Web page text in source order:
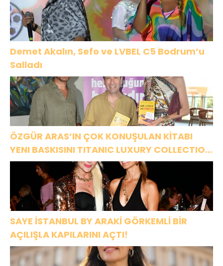
Demet Akalın, Sefo ve LVBEL C5 Bodrum’u
Salladı
ÖZGÜR ARAS’IN ÇOK KONUŞULAN KİTABI
YENI BASKISINI TITANIC LUXURY COLLECTION
BODRUM’DA KUTLADI
SAYE İSTANBUL BY ARAKİ GÖRKEMLİ BİR
AÇILIŞLA KAPILARINI AÇTI!